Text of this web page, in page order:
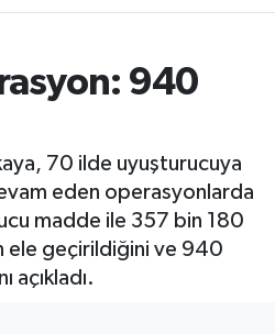
940
70 ilde uyuşturucuya
eden operasyonlarda
madde ile 357 bin 180
ele geçirildiğini ve 940
açıkladı.
Haritası
ve Fikstür